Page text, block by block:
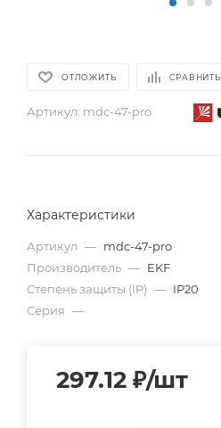
ОТЛОЖИТЬ СРАВНИТЬ
Артикул: mdc-47-pro
Характеристики
Артикул — mdc-47-pro
Производитель — EKF
Степень защиты (IP) — IP20
Серия —
297.12 ₽/шт